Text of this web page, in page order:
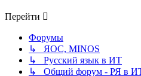
Перейти
Форумы
↳ ЯОС, MINOS
↳ Русский язык в ИТ
↳ Общий форум - РЯ в